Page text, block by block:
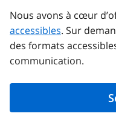
Nous avons à cœur
accessibles. Sur
des formats
communication.